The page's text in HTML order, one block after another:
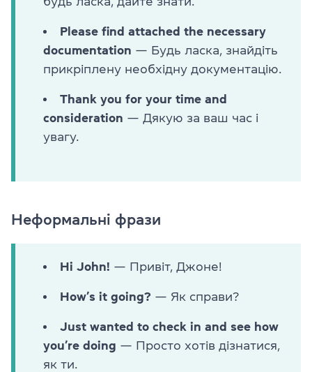
Please find attached the necessary
documentation — Будь ласка, знайдіть
прикріплену необхідну документацію.
Thank you for your time and
consideration — Дякую за ваш час і
увагу.
Неформальні фрази
Hi John! — Привіт, Джоне!
How’s it going? — Як справи?
Just wanted to check in and see how
you’re doing — Просто хотів дізнатися,
як ти.